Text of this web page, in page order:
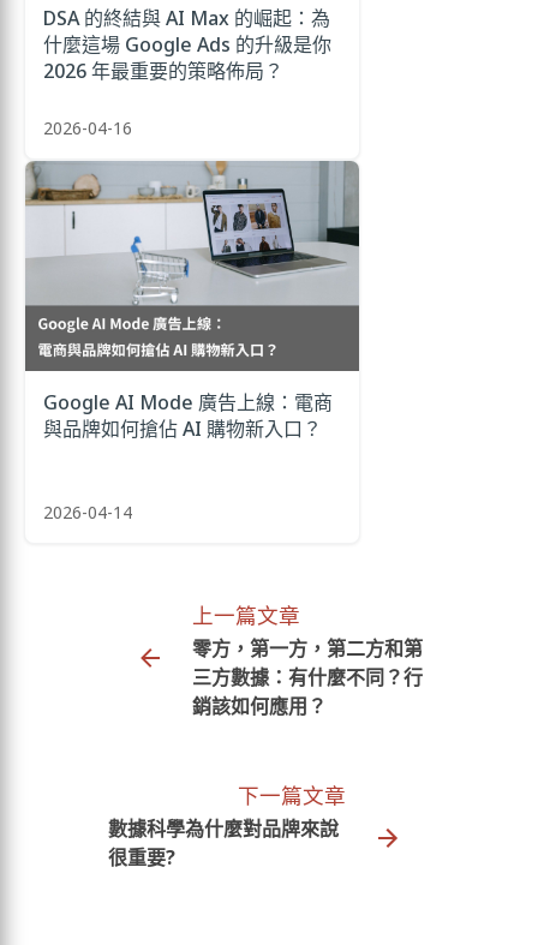
DSA 的終結與 AI Max 的崛起：為
什麼這場 Google Ads 的升級是你
2026 年最重要的策略佈局？
2026-04-16
Google AI Mode 廣告上線：電商
與品牌如何搶佔 AI 購物新入口？
2026-04-14
上一篇文章
零方，第一方，第二方和第
三方數據：有什麼不同？行
銷該如何應用？
下一篇文章
數據科學為什麼對品牌來說
很重要?